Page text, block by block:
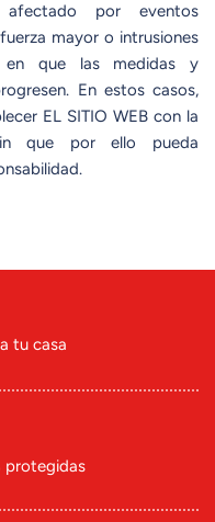
por eventos
mayor o intrusiones
que las medidas y
En estos casos,
EL SITIO WEB con la
que por ello pueda
tu casa
protegidas